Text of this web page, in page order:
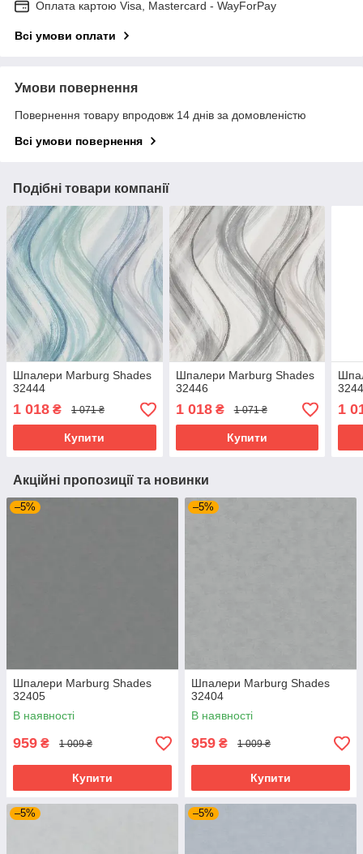
Оплата картою Visa, Mastercard - WayForPay
Всі умови оплати
Умови повернення
Повернення товару впродовж 14 днів за домовленістю
Всі умови повернення
Подібні товари компанії
Шпалери Marburg Shades
32444
1 018 ₴ 1 071 ₴
Купити
Шпалери Marburg Shades
32446
1 018₴ 1 071 ₴
Купити
1
Акційні пропозиції та новинки
–5%
Шпалери Marburg Shades
32405
В наявності
959 ₴ 1 009 ₴
Купити
–5%
Шпалери Marburg Shades
32404
В наявності
959 ₴ 1 009 ₴
Купити
–5% –5%